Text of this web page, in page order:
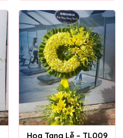
Hoa Tang Lễ – TL009